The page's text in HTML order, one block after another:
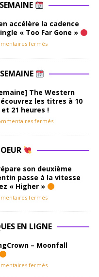
accélère la cadence
« Too Far Gone »
fermés
The Western
les titres à 10
21 heures !
fermés
son deuxième
passe à la vitesse
« Higher »
fermés
EN LIGNE
– Moonfall
fermés